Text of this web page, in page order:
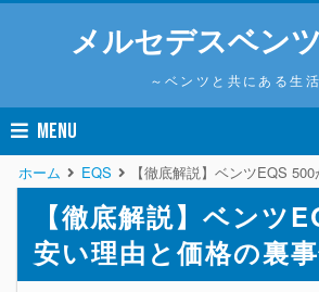
メルセデスベン
～ベンツと共にある生
MENU
ホーム EQS 【徹底解説】ベンツEQS
【徹底解説】ベンツ
安い理由と価格の裏